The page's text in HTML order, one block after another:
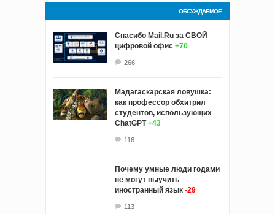
ОБСУЖДАЕМОЕ
Спасибо Mail.Ru за СВОЙ
цифровой офис +70
266
Мадагаскарская ловушка:
как профессор обхитрил
студентов, использующих
ChatGPT +43
116
Почему умные люди годами
не могут выучить
иностранный язык -29
113